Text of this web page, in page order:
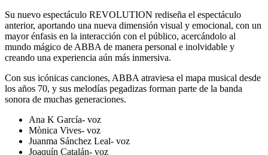
Su nuevo espectáculo REVOLUTION rediseña el espectáculo
anterior, aportando una nueva dimensión visual y emocional, con un
mayor énfasis en la interacción con el público, acercándolo al
mundo mágico de ABBA de manera personal e inolvidable y
creando una experiencia aún más inmersiva.
Con sus icónicas canciones, ABBA atraviesa el mapa musical desde
los años 70, y sus melodías pegadizas forman parte de la banda
sonora de muchas generaciones.
Ana K García- voz
Mònica Vives- voz
Juanma Sánchez Leal- voz
Joaquín Catalán- voz